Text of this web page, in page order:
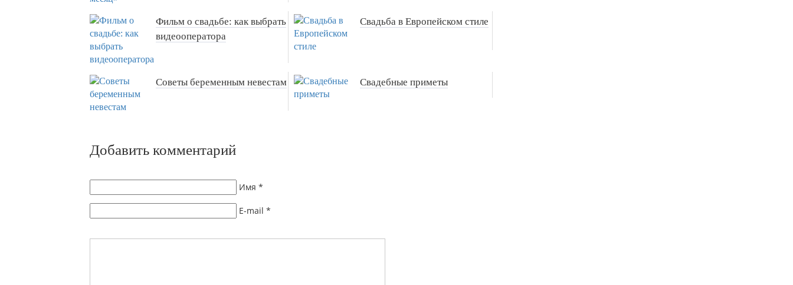
Фильм о свадьбе: как выбрать
видеооператора
Свадьба в Европейском стиле
Советы беременным невестам Свадебные приметы
Добавить комментарий
Имя *
E-mail *